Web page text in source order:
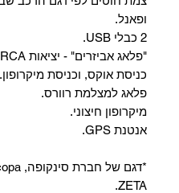
ופאנל.
2 כבלי USB.
כניסת אוקס, וכניסת מיקרופון.
פלאג למצלמת רוורס.
מיקרופון חיצוני.
אנטנת GPS.
ZETA.